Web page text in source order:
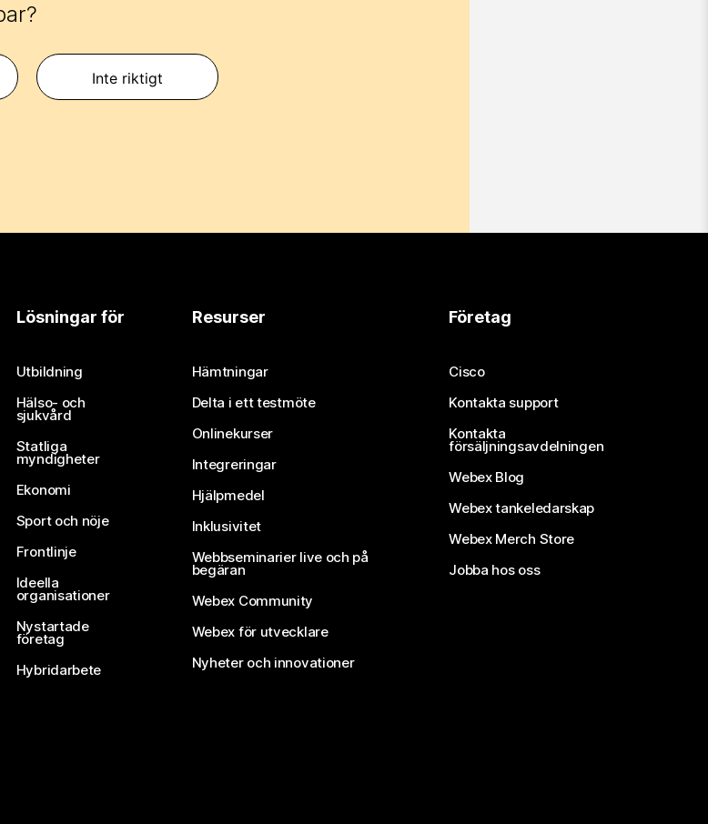
Inte riktigt
Lösningar för
Utbildning
Hälso- och
sjukvård
Statliga
myndigheter
Ekonomi
Sport och nöje
Frontlinje
Ideella
organisationer
Nystartade
företag
Hybridarbete
Resurser
Hämtningar
Delta i ett testmöte
Onlinekurser
Integreringar
Hjälpmedel
Inklusivitet
Webbseminarier live och på
begäran
Webex Community
Webex för utvecklare
Nyheter och innovationer
Företag
Cisco
Kontakta support
Kontakta
försäljningsavdelningen
Webex Blog
Webex tankeledarskap
Webex Merch Store
Jobba hos oss